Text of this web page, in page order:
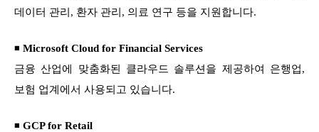
데이터 관리, 환자 관리, 의료 연구 등을 지원합니다.
◾ Microsoft Cloud for Financial Services
금융 산업에 맞춤화된 클라우드 솔루션을 제공하여 은행업,
보험 업계에서 사용되고 있습니다.
◾ GCP for Retail